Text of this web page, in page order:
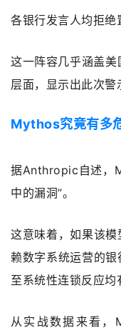
各银行发言人均拒绝
这一阵容几乎涵盖
层面，显示出此次警
Mythos究竟有多
据Anthropic自述，
中的漏洞”。
这意味着，如果该
赖数字系统运营的
至系统性连锁反应均
从实战数据来看，